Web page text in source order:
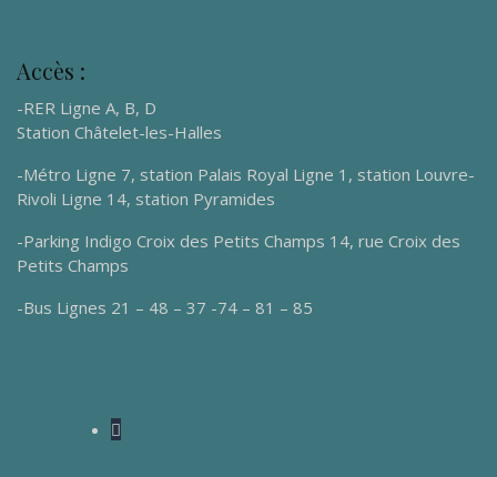
Accès :
-RER Ligne A, B, D
Station Châtelet-les-Halles
-Métro Ligne 7, station Palais Royal Ligne 1, station Louvre-
Rivoli Ligne 14, station Pyramides
-Parking Indigo Croix des Petits Champs 14, rue Croix des
Petits Champs
-Bus Lignes 21 – 48 – 37 -74 – 81 – 85